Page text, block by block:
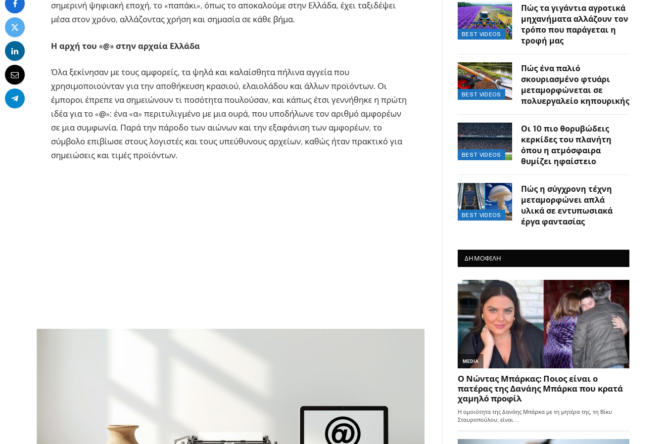
σημερινή ψηφιακή εποχή, το «παπάκι», όπως το αποκαλούμε στην Ελλάδα, έχει ταξιδέψει
μέσα στον χρόνο, αλλάζοντας χρήση και σημασία σε κάθε βήμα.
Η αρχή του «@» στην αρχαία Ελλάδα
Όλα ξεκίνησαν με τους αμφορείς, τα ψηλά και καλαίσθητα πήλινα αγγεία που
χρησιμοποιούνταν για την αποθήκευση κρασιού, ελαιολάδου και άλλων προϊόντων. Οι
έμποροι έπρεπε να σημειώνουν τι ποσότητα πουλούσαν, και κάπως έτσι γεννήθηκε η πρώτη
ιδέα για το «@»: ένα «α» περιτυλιγμένο με μια ουρά, που υποδήλωνε τον αριθμό αμφορέων
σε μια συμφωνία. Παρά την πάροδο των αιώνων και την εξαφάνιση των αμφορέων, το
σύμβολο επιβίωσε στους λογιστές και τους υπεύθυνους αρχείων, καθώς ήταν πρακτικό για
σημειώσεις και τιμές προϊόντων.
BEST VIDEOS
Πώς τα γιγάντια αγροτικά
μηχανήματα αλλάζουν τον
τρόπο που παράγεται η
τροφή μας
BEST VIDEOS
Πώς ένα παλιό
σκουριασμένο φτυάρι
μεταμορφώνεται σε
πολυεργαλείο κηπουρικής
BEST VIDEOS
Οι 10 πιο θορυβώδεις
κερκίδες του πλανήτη
όπου η ατμόσφαιρα
θυμίζει ηφαίστειο
BEST VIDEOS
Πώς η σύγχρονη τέχνη
μεταμορφώνει απλά
υλικά σε εντυπωσιακά
έργα φαντασίας
ΔΗΜΟΦΙΛΗ